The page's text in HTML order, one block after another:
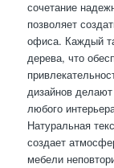
сочетание
позволяет
офиса. Каждый
дерева, что
дизайнов
любого
Натуральная
создает
мебели